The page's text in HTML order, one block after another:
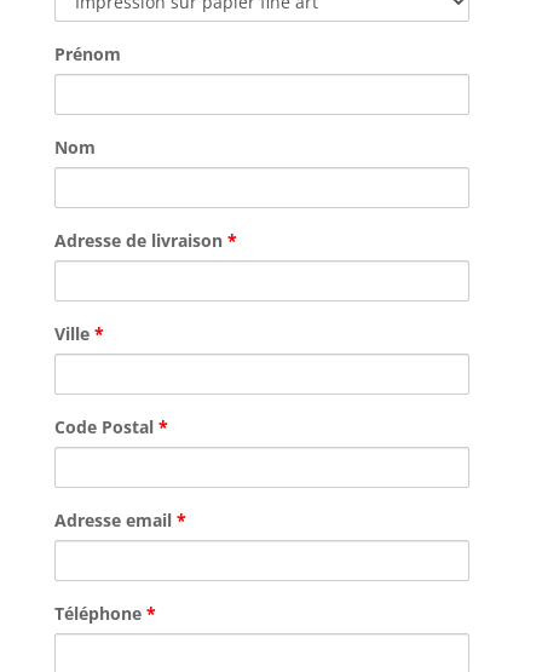
Prénom
Nom
Adresse de livraison *
Ville *
Code Postal *
Adresse email *
Téléphone *